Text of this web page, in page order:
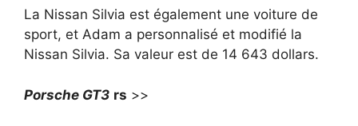
La Nissan Silvia est également une voiture de
sport, et Adam a personnalisé et modifié la
Nissan Silvia. Sa valeur est de 14 643 dollars.
Porsche GT3 rs >>